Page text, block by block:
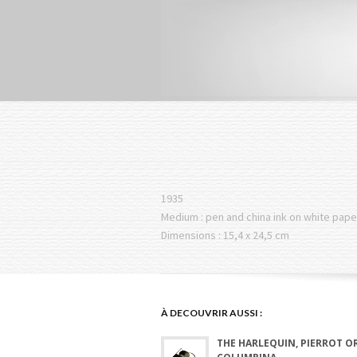
1935
Medium : pen and china ink on white
Dimensions : 15,4 x 24,5 cm
À DECOUVRIR AUSSI :
THE HARLEQUIN, PIERROT